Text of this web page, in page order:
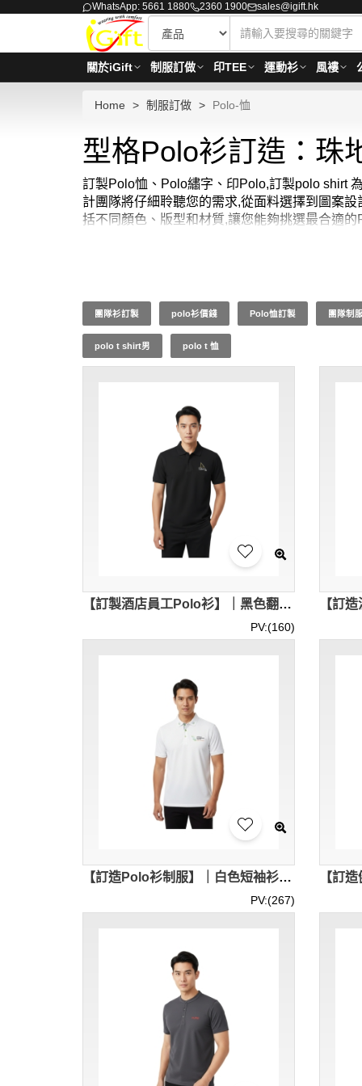
WhatsApp: 5661 1880 2360 1900 sales@igift.hk
關於iGift 制服訂做 印TEE 運動衫 風褸
Home 制服訂做 Polo-恤
型格Polo衫訂造：珠
訂製Polo恤、Polo繡字、印Polo,訂製polo shirt
計團隊將仔細聆聽您的需求,從面料選擇到圖案
括不同顏色、版型和材質,讓您能夠挑選最合適
團隊衫訂製 polo衫價錢 Polo恤訂製 團隊制
polo t shirt男 polo t 恤
【訂製酒店員工Polo衫】｜黑色翻領短袖設計｜胸前客製化繡花Logo｜卡爾酒店｜ Polo供應商 P1938
PV:(160)
【訂造Polo衫制服】｜白色短袖衫身｜左胸前可印製彩色機構標誌Polo供應商 P1934
PV:(267)